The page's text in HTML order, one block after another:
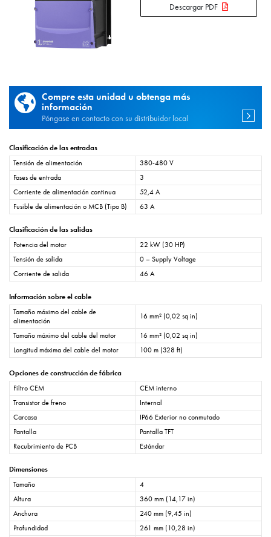
Descargar PDF
Compre esta unidad u obtenga más
información
Póngase en contacto con su distribuidor local
Clasificación de las entradas
Tensión de alimentación
380-480 V
Fases de entrada
3
Corriente de alimentación continua
52,4 A
Fusible de alimentación o MCB (Tipo B)
63 A
Clasificación de las salidas
Potencia del motor
22 kW (30 HP)
Tensión de salida
0 – Supply Voltage
Corriente de salida
46 A
Información sobre el cable
Tamaño máximo del cable de
alimentación
16 mm² (0,02 sq in)
Tamaño máximo del cable del motor
16 mm² (0,02 sq in)
Longitud máxima del cable del motor
100 m (328 ft)
Opciones de construcción de fábrica
Filtro CEM
CEM interno
Transistor de freno
Internal
Carcasa
IP66 Exterior no conmutado
Pantalla
Pantalla TFT
Recubrimiento de PCB
Estándar
Dimensiones
Tamaño
4
Altura
360 mm (14,17 in)
Anchura
240 mm (9,45 in)
Profundidad
261 mm (10,28 in)